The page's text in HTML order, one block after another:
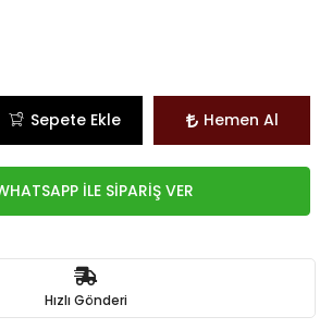
Sepete Ekle Hemen Al
İLE SİPARİŞ VER
Hızlı Gönderi